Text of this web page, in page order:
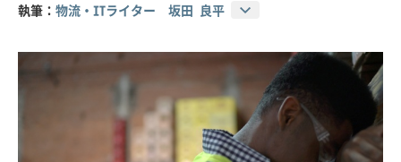
執筆： 物流・ITライター 坂田 良平